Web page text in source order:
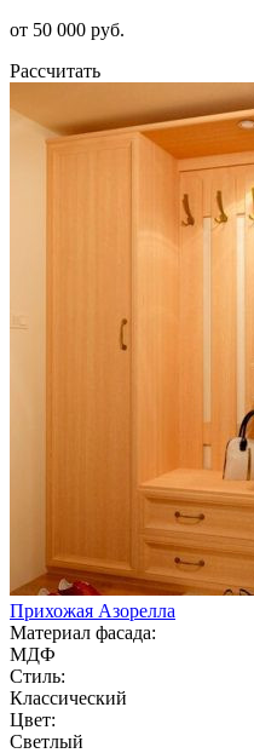
от 50 000 руб.
Рассчитать
Прихожая Азорелла
Материал фасада:
МДФ
Стиль:
Классический
Цвет:
Светлый